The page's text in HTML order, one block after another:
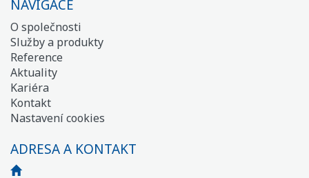
NAVIGACE
O společnosti
Služby a produkty
Reference
Aktuality
Kariéra
Kontakt
Nastavení cookies
ADRESA A KONTAKT